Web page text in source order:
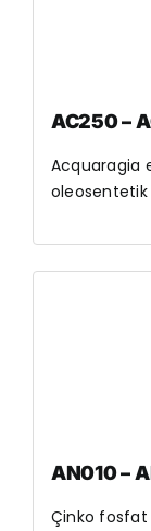
AC250 –
Acquaragia
oleosentetik
AN010 –
Çinko fosfat